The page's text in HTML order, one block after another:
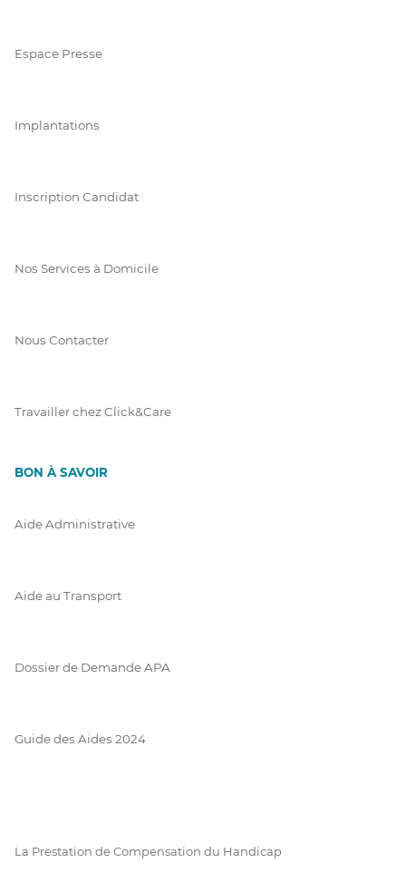
Espace Presse
Implantations
Inscription Candidat
Nos Services à Domicile
Nous Contacter
Travailler chez Click&Care
BON À SAVOIR
Aide Administrative
Aide au Transport
Dossier de Demande APA
Guide des Aides 2024
La Prestation de Compensation du Handicap